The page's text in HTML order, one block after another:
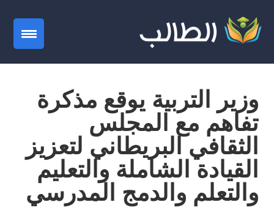
وزير التربية يوقع مذكرة
تفاهم مع المجلس
الثقافي البريطاني لتعزيز
القيادة الشاملة والتعليم
والتعلم والدمج المدرسي